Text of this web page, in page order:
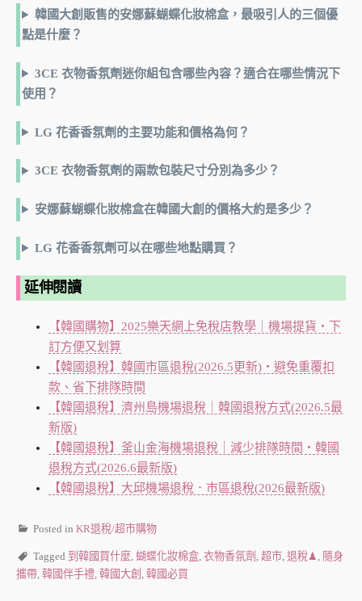
韓國大創販售的安娜蘇蝴蝶化妝棉盒，最吸引人的三個優
點是什麼？
3CE 衣物香氛劑迷你組包含哪些內容？適合在哪些情況下
使用？
LG 花香香氛劑的主要功能和價格為何？
3CE 衣物香氛劑的兩款包裝尺寸分別為多少？
安娜蘇蝴蝶化妝棉盒在韓國大創的價格大約是多少？
LG 花香香氛劑可以在哪些地點購買？
延伸閱讀
【韓國購物】2025樂天網上免稅店教學｜機場提貨・下
訂方便又划算
【韓國退稅】韓國市區退稅(2026.5更新)・避免重覆扣
款、省下排隊時間
【韓國退稅】濟州島機場退稅｜韓國退稅方式(2026.5最
新版)
【韓國退稅】釜山金海機場退稅｜減少排隊時間・韓國
退稅方式(2026.6最新版)
【韓國退稅】大邱機場退稅．市區退稅(2026最新版)
Posted in KR退稅/超市購物
Tagged 到韓國買什麼, 蝴蝶化妝棉盒, 衣物香氛劑 , 超市, 退稅♟ , 隨身
攜帶, 韓國伴手禮, 韓國大創 , 韓國必買